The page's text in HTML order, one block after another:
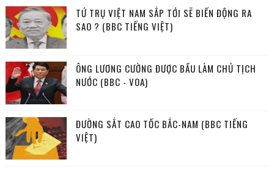
TỨ TRỤ VIỆT NAM SẮP TỚI SẼ BIẾN ĐỘNG RA
SAO ? (BBC TIẾNG VIỆT)
ÔNG LƯƠNG CƯỜNG ĐƯỢC BẦU LÀM CHỦ TỊCH
NƯỚC (BBC - VOA)
ĐƯỜNG SẮT CAO TỐC BẮC-NAM (BBC TIẾNG
VIỆT)